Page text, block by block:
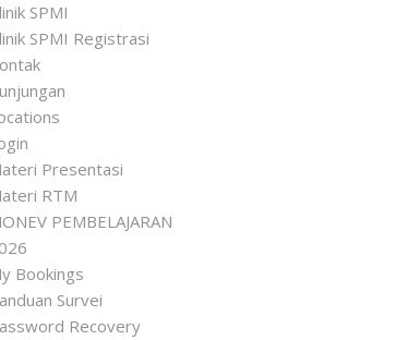
SPMI
SPMI Registrasi
Presentasi
RTM
PEMBELAJARAN
Bookings
Survei
Recovery